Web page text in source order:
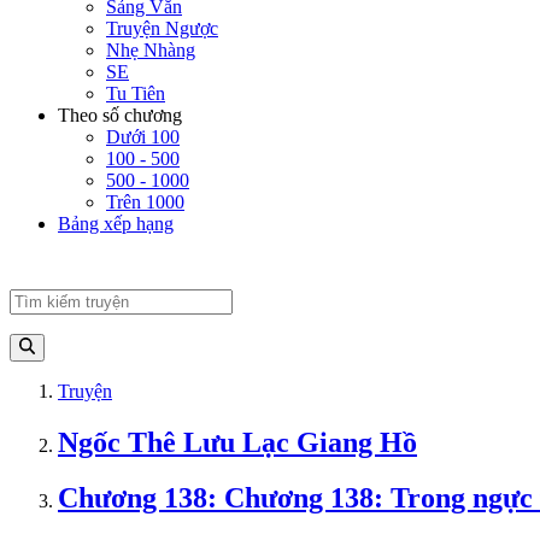
Sảng Văn
Truyện Ngược
Nhẹ Nhàng
SE
Tu Tiên
Theo số chương
Dưới 100
100 - 500
500 - 1000
Trên 1000
Bảng xếp hạng
Truyện
Ngốc Thê Lưu Lạc Giang Hồ
Chương 138: Chương 138: Trong